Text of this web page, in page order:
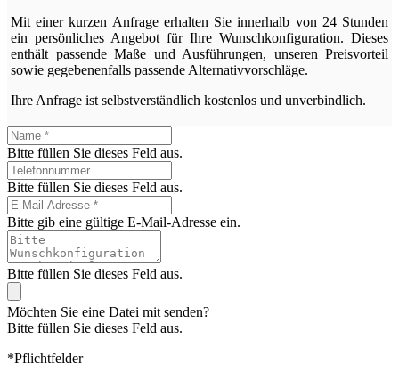
Mit einer kurzen Anfrage erhalten Sie innerhalb von 24 Stunden
ein persönliches Angebot für Ihre Wunschkonfiguration. Dieses
enthält passende Maße und Ausführungen, unseren Preisvorteil
sowie gegebenenfalls passende Alternativvorschläge.
Ihre Anfrage ist selbstverständlich kostenlos und unverbindlich.
Bitte füllen Sie dieses Feld aus.
Bitte füllen Sie dieses Feld aus.
Bitte gib eine gültige E-Mail-Adresse ein.
Bitte füllen Sie dieses Feld aus.
Möchten Sie eine Datei mit senden?
Bitte füllen Sie dieses Feld aus.
*Pflichtfelder